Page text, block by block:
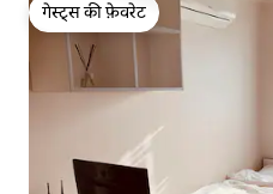
गेस्ट्स की फ़ेवरेट
गेस्ट्स की फ़ेवरेट